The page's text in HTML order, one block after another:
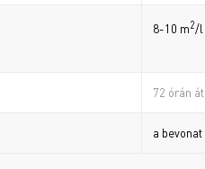
8-10 m2/l
72 órán
a